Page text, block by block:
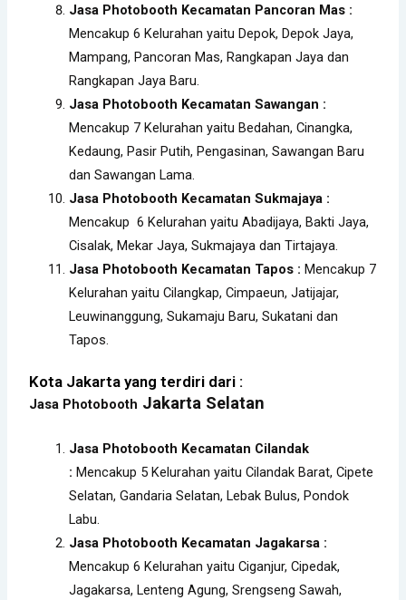
Jasa Photobooth Kecamatan Pancoran Mas :
Mencakup 6 Kelurahan yaitu Depok, Depok Jaya,
Mampang, Pancoran Mas, Rangkapan Jaya dan
Rangkapan Jaya Baru.
Jasa Photobooth Kecamatan Sawangan :
Mencakup 7 Kelurahan yaitu Bedahan, Cinangka,
Kedaung, Pasir Putih, Pengasinan, Sawangan Baru
dan Sawangan Lama.
Jasa Photobooth Kecamatan Sukmajaya :
Mencakup 6 Kelurahan yaitu Abadijaya, Bakti Jaya,
Cisalak, Mekar Jaya, Sukmajaya dan Tirtajaya.
Jasa Photobooth Kecamatan Tapos : Mencakup 7
Kelurahan yaitu Cilangkap, Cimpaeun, Jatijajar,
Leuwinanggung, Sukamaju Baru, Sukatani dan
Tapos.
Kota Jakarta yang terdiri dari :
Jasa Photobooth Jakarta Selatan
Jasa Photobooth Kecamatan Cilandak
: Mencakup 5 Kelurahan yaitu Cilandak Barat, Cipete
Selatan, Gandaria Selatan, Lebak Bulus, Pondok
Labu.
Jasa Photobooth Kecamatan Jagakarsa :
Mencakup 6 Kelurahan yaitu Ciganjur, Cipedak,
Jagakarsa, Lenteng Agung, Srengseng Sawah,